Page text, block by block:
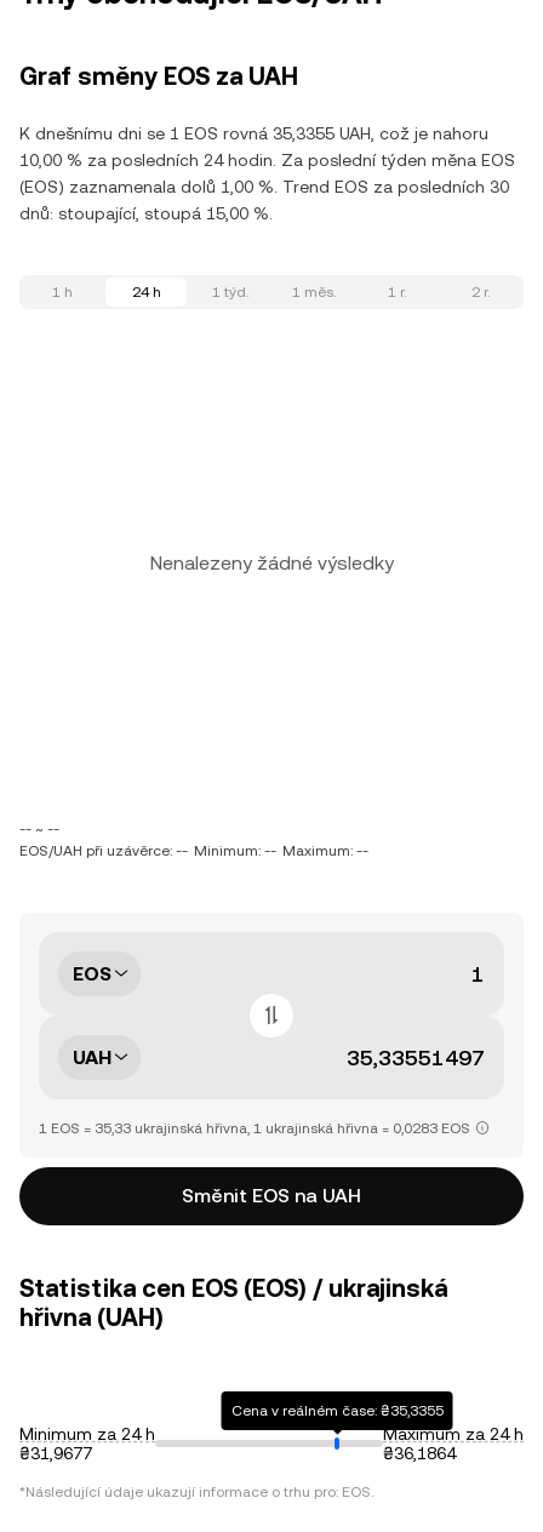
Graf směny EOS za UAH
K dnešnímu dni se 1 EOS rovná 35,3355 UAH, což je nahoru
10,00 % za posledních 24 hodin. Za poslední týden měna EOS
(EOS) zaznamenala dolů 1,00 %. Trend EOS za posledních 30
dnů: stoupající, stoupá 15,00 %.
1 h 24 h 1 týd. 1 měs. 1 r. 2 r.
Nenalezeny žádné výsledky
-- ~ --
EOS/UAH při uzávěrce: -- Minimum: -- Maximum: --
EOS
UAH
1 EOS = 35,33 ukrajinská hřivna, 1 ukrajinská hřivna = 0,0283 EOS
Směnit EOS na UAH
Statistika cen EOS (EOS) / ukrajinská
hřivna (UAH)
Minimum za 24 h
₴31,9677
Cena v reálném čase: ₴35,3355
Maximum za 24 h
₴36,1864
*Následující údaje ukazují informace o trhu pro: EOS.